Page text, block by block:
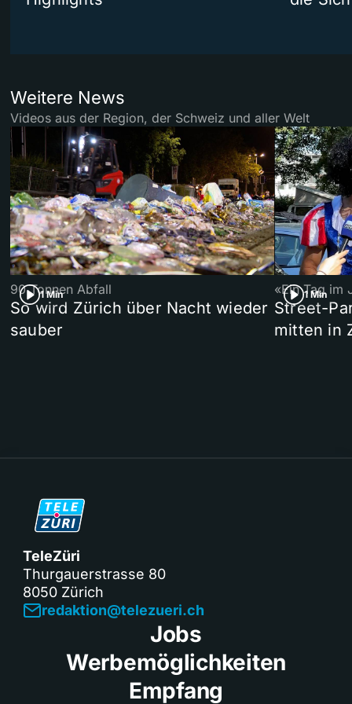
Weitere News
Videos aus der Region, der Schweiz und aller Welt
1 Min
90 Tonnen Abfall
So wird Zürich über Nacht wieder
sauber
1 Min
«Ein Tag im
Street-
mitten in
TeleZüri
Thurgauerstrasse 80
8050 Zürich
redaktion@telezueri.ch
Jobs
Werbemöglichkeiten
Empfang